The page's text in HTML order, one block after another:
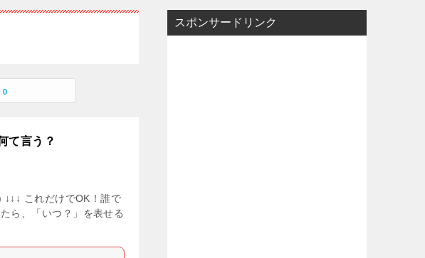
0
て言う？
これだけでOK！誰で
ら、「いつ？」を表せる
スポンサードリンク